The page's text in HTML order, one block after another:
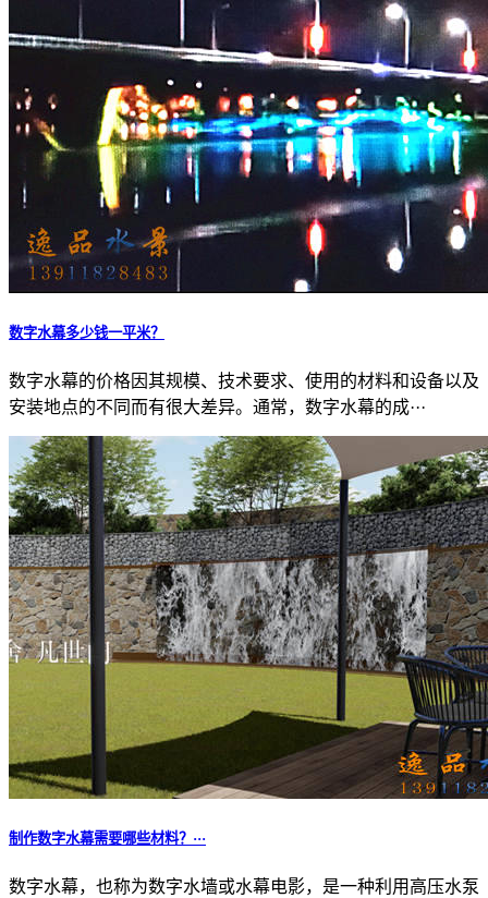
数字水幕多少钱一平米？
数字水幕的价格因其规模、技术要求、使用的材料和设备以及
安装地点的不同而有很大差异。通常，数字水幕的成···
制作数字水幕需要哪些材料？···
数字水幕，也称为数字水墙或水幕电影，是一种利用高压水泵